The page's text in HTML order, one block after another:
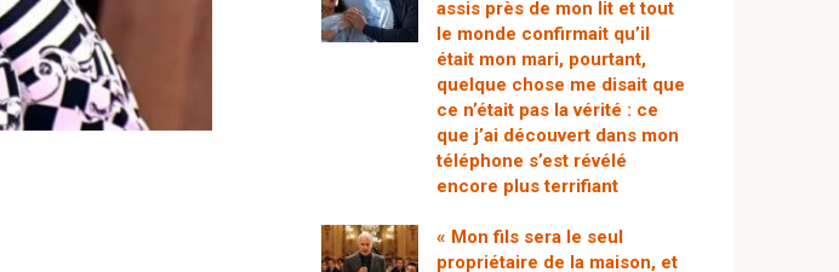
assis près de mon lit et tout
le monde confirmait qu’il
était mon mari, pourtant,
quelque chose me disait que
ce n’était pas la vérité : ce
que j’ai découvert dans mon
téléphone s’est révélé
encore plus terrifiant
« Mon fils sera le seul
propriétaire de la maison, et